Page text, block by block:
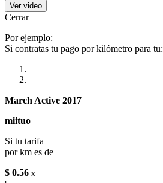
Ver video
Cerrar
Por ejemplo:
Si contratas tu pago por kilómetro para tu:
March Active 2017
miituo
Si tu tarifa
por km es de
$ 0.56 x